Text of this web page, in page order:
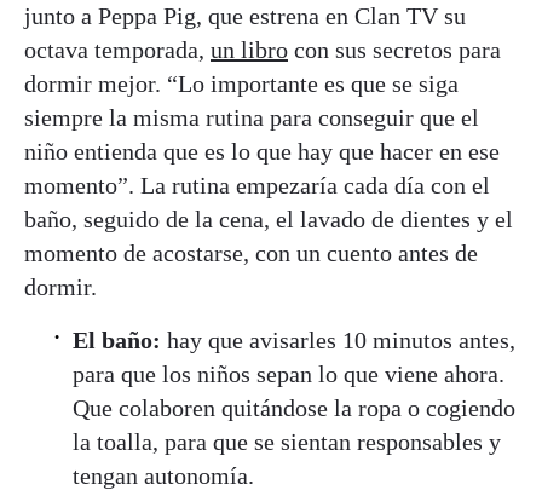
junto a Peppa Pig, que estrena en Clan TV su
octava temporada, un libro con sus secretos para
dormir mejor. “Lo importante es que se siga
siempre la misma rutina para conseguir que el
niño entienda que es lo que hay que hacer en ese
momento”. La rutina empezaría cada día con el
baño, seguido de la cena, el lavado de dientes y el
momento de acostarse, con un cuento antes de
dormir.
El baño: hay que avisarles 10 minutos antes,
para que los niños sepan lo que viene ahora.
Que colaboren quitándose la ropa o cogiendo
la toalla, para que se sientan responsables y
tengan autonomía.